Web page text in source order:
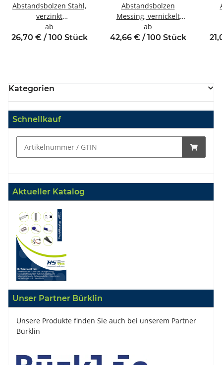
Abstandsbolzen Stahl,
verzinkt
Innen/Außengewinde
M6 SW10
ab
26,70 € / 100 Stück
Abstandsbolzen
Messing, vernickelt
Innen/Außengewinde
M6 SW10
ab
42,66 € / 100 Stück
Kategorien
Schnellkauf
Aktueller Katalog
Unser Partner Bürklin
Unsere Produkte finden Sie auch bei unserem Partner
Bürklin